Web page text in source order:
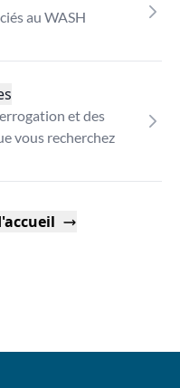
au WASH
et des
vous recherchez